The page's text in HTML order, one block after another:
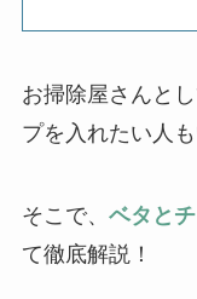
お掃除屋さんと
プを入れたい人も
そこで、 ベタと
て徹底解説！